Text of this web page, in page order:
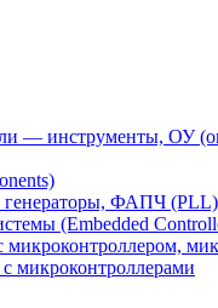
— инструменты, ОУ
ФАПЧ
(Embedded
микроконтроллером,